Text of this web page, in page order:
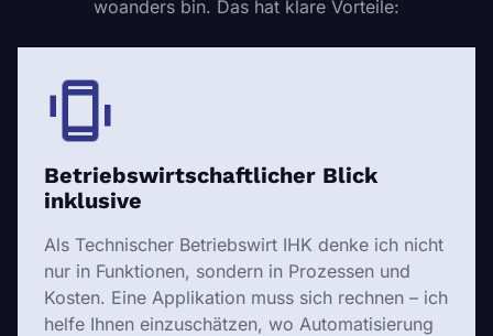
woanders bin. Das hat klare Vorteile:
Betriebswirtschaftlicher Blick
inklusive
Als Technischer Betriebswirt IHK denke ich nicht
nur in Funktionen, sondern in Prozessen und
Kosten. Eine Applikation muss sich rechnen – ich
helfe Ihnen einzuschätzen, wo Automatisierung